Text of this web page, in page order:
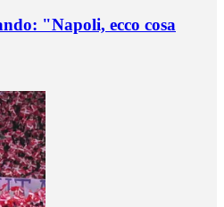
"Napoli, ecco cosa